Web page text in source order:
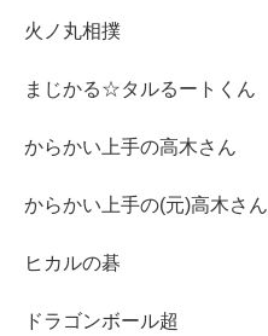
火ノ丸相撲
まじかる☆タルるートくん
からかい上手の高木さん
からかい上手の(元)高木さん
ヒカルの碁
ドラゴンボール超